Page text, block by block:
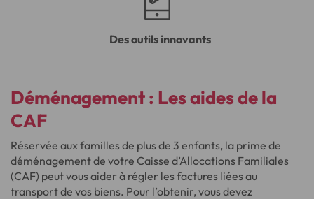
Des outils innovants
Déménagement : Les aides de la
CAF
Réservée aux familles de plus de 3 enfants, la prime de
déménagement de votre Caisse d’Allocations Familiales
(CAF) peut vous aider à régler les factures liées au
transport de vos biens. Pour l’obtenir, vous devez